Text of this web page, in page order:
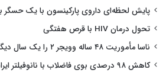
پایش لحظه‌ای داروی پارکینسون با یک حسگر
تحول درمان HIV با قرص هفتگی
ناسا مأموریت ۴۸ ساله وویجر ۲ را یک سال دیگر تمدید کرد
کاهش ۹۸ درصدی بوی فاضلاب با نانوفیلتر ایرانی